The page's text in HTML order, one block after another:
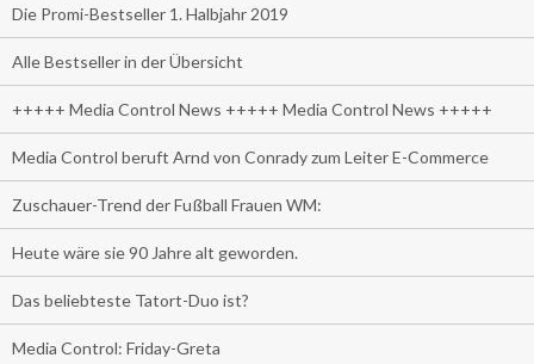
Die Promi-Bestseller 1. Halbjahr 2019
Alle Bestseller in der Übersicht
+++++ Media Control News +++++ Media Control News +++++
Media Control beruft Arnd von Conrady zum Leiter E-Commerce
Zuschauer-Trend der Fußball Frauen WM:
Heute wäre sie 90 Jahre alt geworden.
Das beliebteste Tatort-Duo ist?
Media Control: Friday-Greta